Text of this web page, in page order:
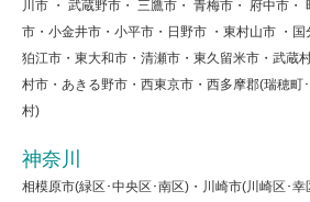
川市 ・ 武蔵野市・ 三鷹市・ 青梅市・ 府中市・
市・小金井市・小平市・日野市 ・東村山市 ・国
狛江市・東大和市・清瀬市・東久留米市・武蔵
村市・あきる野市・西東京市・西多摩郡(瑞穂町
村)
神奈川
相模原市(緑区･中央区･南区)・川崎市(川崎区･幸